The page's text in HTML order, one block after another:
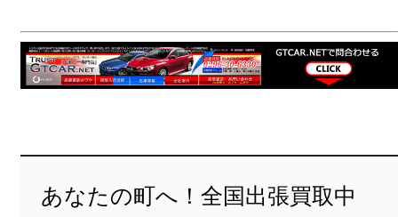
あなたの町へ！全国出張買取中